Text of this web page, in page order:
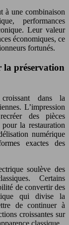
à une combinaison
performances
Leur valeur
économiques, ce
fortunés.
la préservation
dans la
L’impression
des pièces
la restauration
numérique
exactes des
soulève des
Certains
de convertir des
qui divise la
de continuer à
croissantes sur
classique.